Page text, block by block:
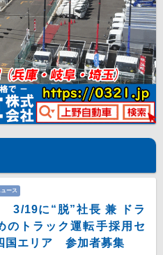
ース
3/19に“脱”社長 兼 ドラ
のトラック運転手採用セ
国エリア 参加者募集